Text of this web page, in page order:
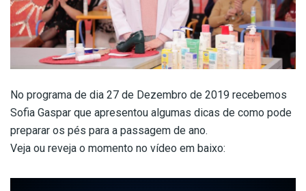
No programa de dia 27 de Dezembro de 2019 recebemos
Sofia Gaspar que apresentou algumas dicas de como pode
preparar os pés para a passagem de ano.
Veja ou reveja o momento no vídeo em baixo: